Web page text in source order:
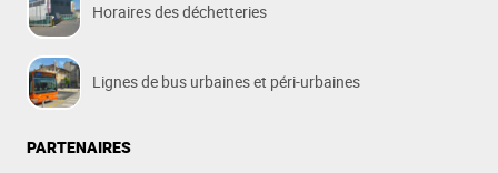
Horaires des déchetteries
Lignes de bus urbaines et péri-urbaines
PARTENAIRES